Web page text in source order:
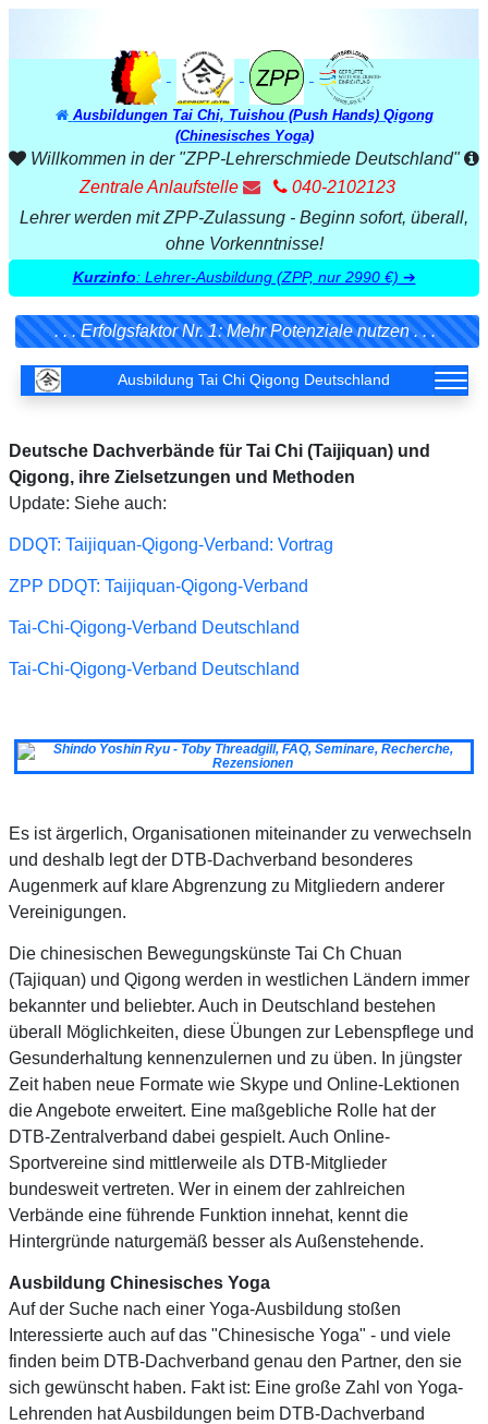
Ausbildungen Tai Chi, Tuishou (Push Hands) Qigong
(Chinesisches Yoga)
Willkommen in der "ZPP-Lehrerschmiede Deutschland"
Zentrale Anlaufstelle
040-2102123
Lehrer werden mit ZPP-Zulassung - Beginn sofort, überall,
ohne Vorkenntnisse!
Kurzinfo: Lehrer-Ausbildung (ZPP, nur 2990 €) ➔
. . . Erfolgsfaktor Nr. 1: Mehr Potenziale nutzen . . .
Ausbildung Tai Chi Qigong Deutschland
Deutsche Dachverbände für Tai Chi (Taijiquan) und
Qigong, ihre Zielsetzungen und Methoden
Update: Siehe auch:
DDQT: Taijiquan-Qigong-Verband: Vortrag
ZPP DDQT: Taijiquan-Qigong-Verband
Tai-Chi-Qigong-Verband Deutschland
Tai-Chi-Qigong-Verband Deutschland
Es ist ärgerlich, Organisationen miteinander zu verwechseln
und deshalb legt der DTB-Dachverband besonderes
Augenmerk auf klare Abgrenzung zu Mitgliedern anderer
Vereinigungen.
Die chinesischen Bewegungskünste Tai Ch Chuan
(Tajiquan) und Qigong werden in westlichen Ländern immer
bekannter und beliebter. Auch in Deutschland bestehen
überall Möglichkeiten, diese Übungen zur Lebenspflege und
Gesunderhaltung kennenzulernen und zu üben. In jüngster
Zeit haben neue Formate wie Skype und Online-Lektionen
die Angebote erweitert. Eine maßgebliche Rolle hat der
DTB-Zentralverband dabei gespielt. Auch Online-
Sportvereine sind mittlerweile als DTB-Mitglieder
bundesweit vertreten. Wer in einem der zahlreichen
Verbände eine führende Funktion innehat, kennt die
Hintergründe naturgemäß besser als Außenstehende.
Ausbildung Chinesisches Yoga
Auf der Suche nach einer Yoga-Ausbildung stoßen
Interessierte auch auf das "Chinesische Yoga" - und viele
finden beim DTB-Dachverband genau den Partner, den sie
sich gewünscht haben. Fakt ist: Eine große Zahl von Yoga-
Lehrenden hat Ausbildungen beim DTB-Dachverband